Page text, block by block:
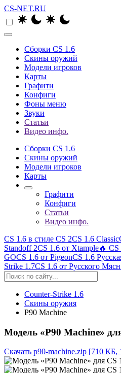
CS-NET.RU
Сборки CS 1.6
Скины оружий
Модели игроков
Карты
Графити
Конфиги
Фоны меню
Звуки
Статьи
Видео инфо.
Сборки CS 1.6
Скины оружий
Модели игроков
Карты
Графити
Конфиги
Статьи
Видео инфо.
CS 1.6 в стиле CS 2CS 1.6 Classic
Standoff 2CS 1.6 от Xtample🔥
GOCS 1.6 от PigeonCS 1.6
Strike 1.7CS 1.6 от Русского
Counter-Strike 1.6
Скины оружия
P90 Machine
Модель «P90 Machine»
Скачать p90-machine.zip [710 КБ,